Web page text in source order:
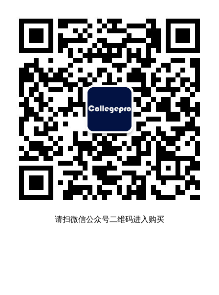
请扫微信公众号二维码进入购买